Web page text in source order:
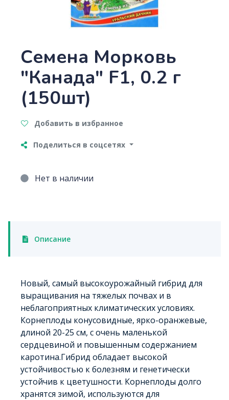
Семена Морковь
"Канада" F1, 0.2 г
(150шт)
Добавить в избранное
Поделиться в соцсетях
Нет в наличии
Описание
Новый, самый высокоурожайный гибрид для
выращивания на тяжелых почвах и в
неблагоприятных климатических условиях.
Корнеплоды конусовидные, ярко-оранжевые,
длиной 20-25 см, с очень маленькой
сердцевиной и повышенным содержанием
каротина.Гибрид обладает высокой
устойчивостью к болезням и генетически
устойчив к цветушности. Корнеплоды долго
хранятся зимой, используются для